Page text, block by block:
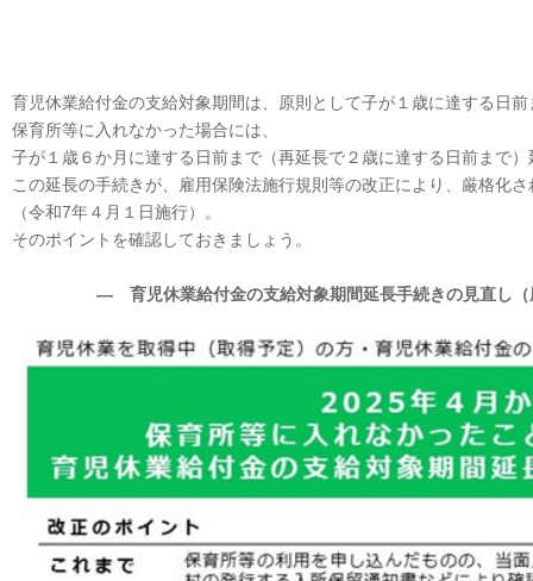
育児休業給付金の支給対象期間は、原則として子が１歳に達する日
保育所等に入れなかった場合には、
子が１歳６か月に達する日前まで（再延長で２歳に達する日前まで
この延長の手続きが、雇用保険法施行規則等の改正により、厳格化
（令和7年４月１日施行）。
そのポイントを確認しておきましょう。
― 育児休業給付金の支給対象期間延長手続きの見直し